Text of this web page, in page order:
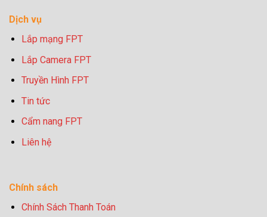
Dịch vụ
Lắp mạng FPT
Lắp Camera FPT
Truyền Hình FPT
Tin tức
Cẩm nang FPT
Liên hệ
Chính sách
Chính Sách Thanh Toán